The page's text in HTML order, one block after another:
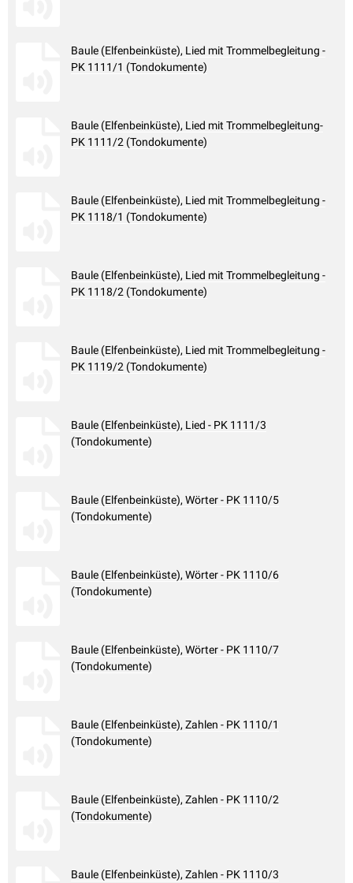
Baule (Elfenbeinküste), Lied mit Trommelbegleitung -
PK 1111/1 (Tondokumente)
Baule (Elfenbeinküste), Lied mit Trommelbegleitung-
PK 1111/2 (Tondokumente)
Baule (Elfenbeinküste), Lied mit Trommelbegleitung -
PK 1118/1 (Tondokumente)
Baule (Elfenbeinküste), Lied mit Trommelbegleitung -
PK 1118/2 (Tondokumente)
Baule (Elfenbeinküste), Lied mit Trommelbegleitung -
PK 1119/2 (Tondokumente)
Baule (Elfenbeinküste), Lied - PK 1111/3
(Tondokumente)
Baule (Elfenbeinküste), Wörter - PK 1110/5
(Tondokumente)
Baule (Elfenbeinküste), Wörter - PK 1110/6
(Tondokumente)
Baule (Elfenbeinküste), Wörter - PK 1110/7
(Tondokumente)
Baule (Elfenbeinküste), Zahlen - PK 1110/1
(Tondokumente)
Baule (Elfenbeinküste), Zahlen - PK 1110/2
(Tondokumente)
Baule (Elfenbeinküste), Zahlen - PK 1110/3